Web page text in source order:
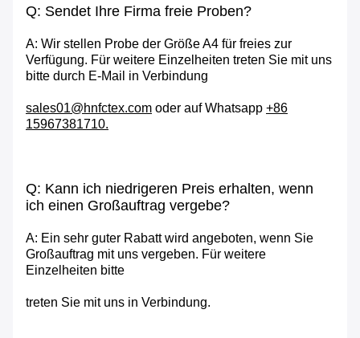
Q: Sendet Ihre Firma freie Proben?
A: Wir stellen Probe der Größe A4 für freies zur
Verfügung. Für weitere Einzelheiten treten Sie mit uns
bitte durch E-Mail in Verbindung
sales01@hnfctex.com oder auf Whatsapp +86
15967381710.
Q: Kann ich niedrigeren Preis erhalten, wenn
ich einen Großauftrag vergebe?
A: Ein sehr guter Rabatt wird angeboten, wenn Sie
Großauftrag mit uns vergeben. Für weitere
Einzelheiten bitte
treten Sie mit uns in Verbindung.